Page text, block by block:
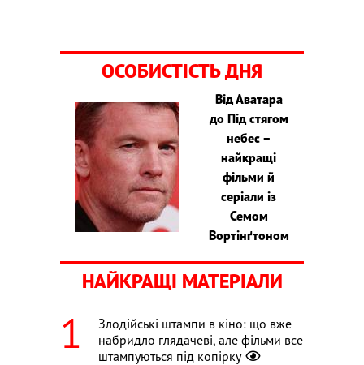
ОСОБИСТІСТЬ ДНЯ
Від Аватара
до Під стягом
небес –
найкращі
фільми й
серіали із
Семом
Вортінґтоном
НАЙКРАЩІ МАТЕРІАЛИ
Злодійські штампи в кіно: що вже
набридло глядачеві, але фільми все
штампуються під копірку